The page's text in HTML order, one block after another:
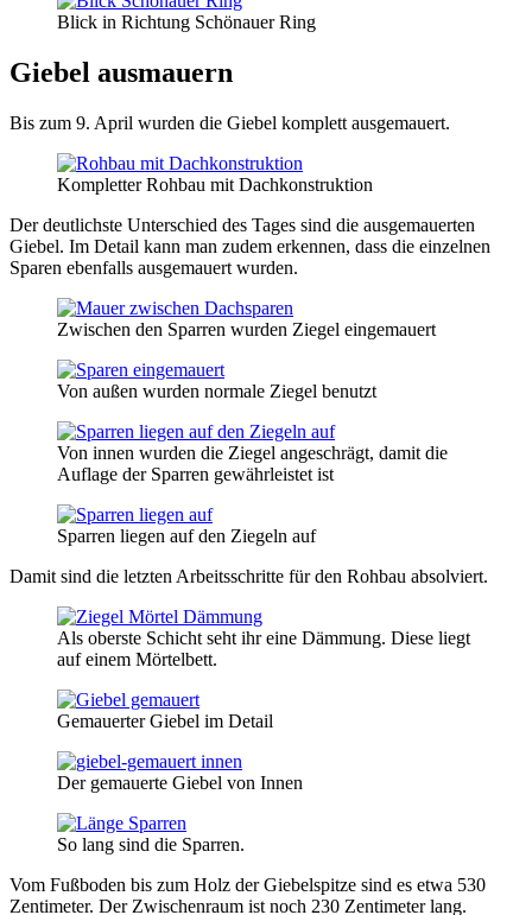
Blick in Richtung Schönauer Ring
Giebel ausmauern
Bis zum 9. April wurden die Giebel komplett ausgemauert.
Kompletter Rohbau mit Dachkonstruktion
Der deutlichste Unterschied des Tages sind die ausgemauerten
Giebel. Im Detail kann man zudem erkennen, dass die einzelnen
Sparen ebenfalls ausgemauert wurden.
Zwischen den Sparren wurden Ziegel eingemauert
Von außen wurden normale Ziegel benutzt
Von innen wurden die Ziegel angeschrägt, damit die
Auflage der Sparren gewährleistet ist
Sparren liegen auf den Ziegeln auf
Damit sind die letzten Arbeitsschritte für den Rohbau absolviert.
Als oberste Schicht seht ihr eine Dämmung. Diese liegt
auf einem Mörtelbett.
Gemauerter Giebel im Detail
Der gemauerte Giebel von Innen
So lang sind die Sparren.
Vom Fußboden bis zum Holz der Giebelspitze sind es etwa 530
Zentimeter. Der Zwischenraum ist noch 230 Zentimeter lang.